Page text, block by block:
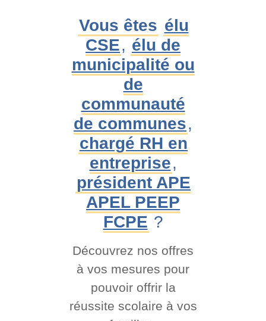
Vous êtes élu
CSE, élu de
municipalité ou
de
communauté
de communes,
chargé RH en
entreprise,
président APE
APEL PEEP
FCPE ?
Découvrez nos offres
à vos mesures pour
pouvoir offrir la
réussite scolaire à vos